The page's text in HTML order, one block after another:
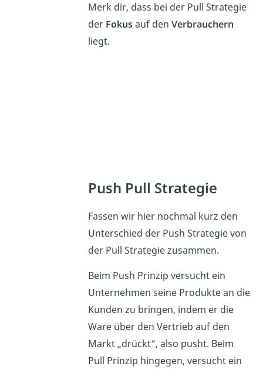
Merk dir, dass bei der Pull Strategie
der Fokusauf den Verbrauchern
liegt.
Push Pull Strategie
Fassen wir hier nochmal kurz den
Unterschied der Push Strategie von
der Pull Strategie zusammen.
Beim Push Prinzip versucht ein
Unternehmen seine Produkte an die
Kunden zu bringen, indem er die
Ware über den Vertrieb auf den
Markt „drückt“, also pusht. Beim
Pull Prinzip hingegen, versucht ein